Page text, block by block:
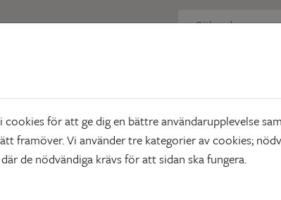
och avflyttning
cookies för att ge dig en bättre användarupplevelse
framöver. Vi använder tre kategorier av cookies;
de nödvändiga krävs för att sidan ska fungera.